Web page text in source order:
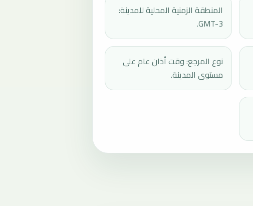
المنطقة الزمنية المحلية للمدينة:
GMT-3.
نوع المرجع: وقت أذان عام على
مستوى المدينة.